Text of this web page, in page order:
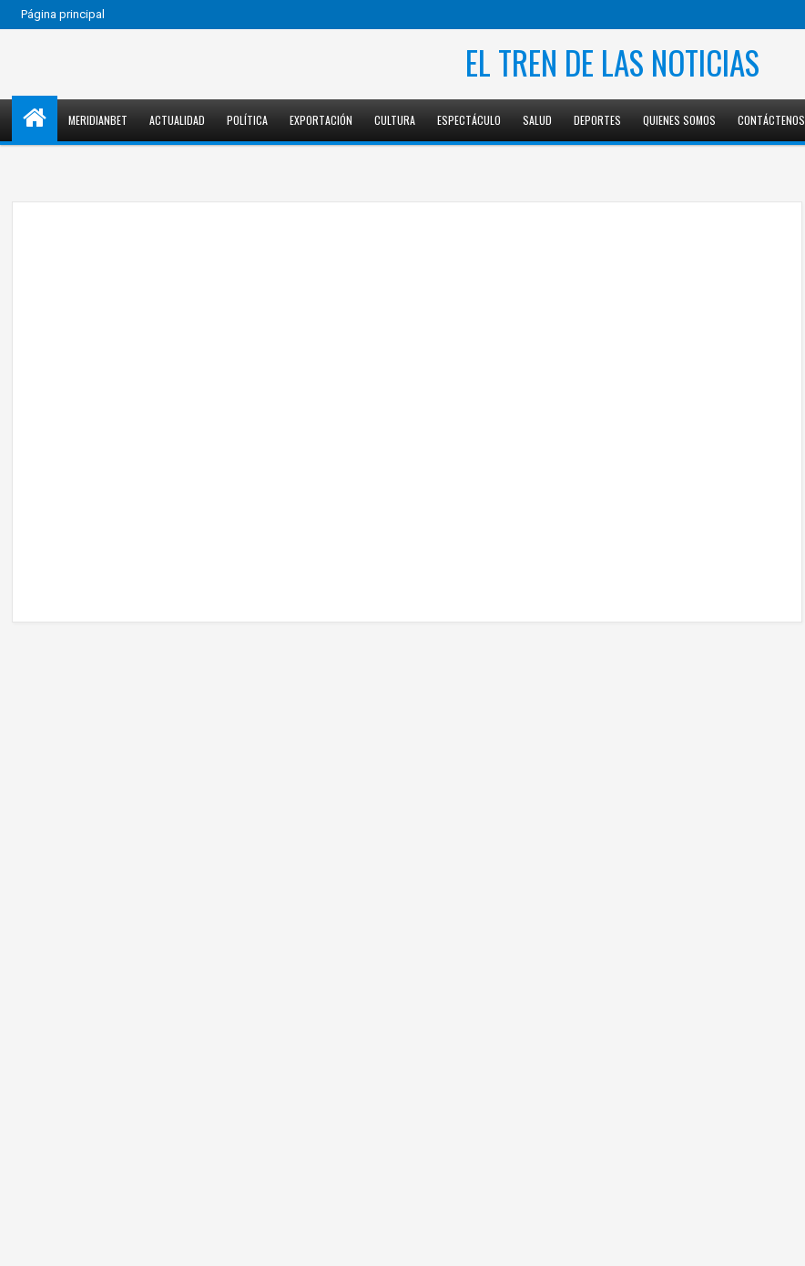
Página principal
EL TREN DE LAS NOTICIAS
MERIDIANBET ACTUALIDAD POLÍTICA EXPORTACIÓN CULTURA ESPECTÁCULO SALUD DEPORTES QUIENES SOMOS CONTÁCTENOS